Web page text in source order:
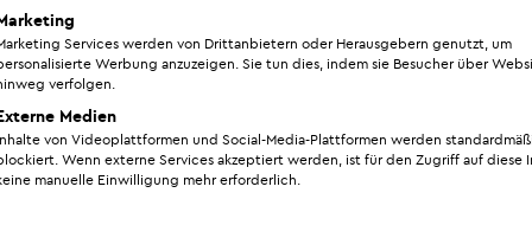
gründeten gemeinsam 2018 das Aestheticum
Ästhetischen Chirurgie seit Jahren
Umgang mit ihren Patient*innen bekannt.
an das Behandlungsergebnis – das
im Fokus.
Services werden von Drittanbietern oder Herausgebern genutzt, um
Werbung anzuzeigen. Sie tun dies, indem sie Besucher über
verfolgen.
Medien
von Videoplattformen und Social-Media-Plattformen werden
Wenn externe Services akzeptiert werden, ist für den Zugriff auf diese
manuelle Einwilligung mehr erforderlich.